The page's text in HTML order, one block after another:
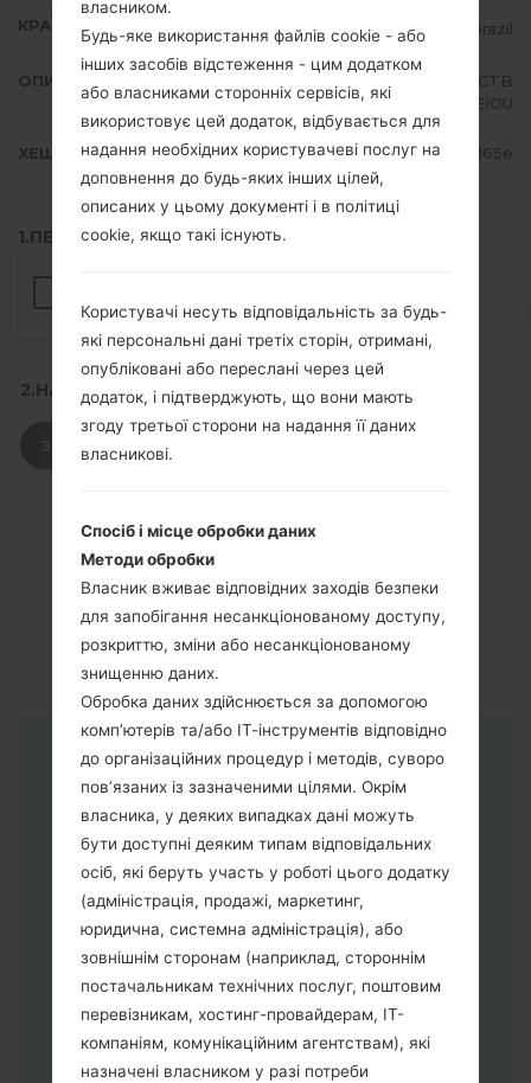
КРАЇНА Brazil
ОПИС
TIM, Claro, Vivo, Oi, Sercomtel, CTB
C, Nextel, AEIOU
ХЕШ f4f8de8716422ebd139d758553a4165e
1.ПЕРЕВІРТИ НАЯВНІСТЬ RECAPTCHA
2.НАТИСНІТЬ, ЩОБ ЗАВАНТАЖИТИ
ЗАВАНТАЖИТИ
Інструкції
власником.
Будь-яке використання файлів cookie - або
інших засобів відстеження - цим додатком
або власниками сторонніх сервісів, які
використовує цей додаток, відбувається для
надання необхідних користувачеві послуг на
доповнення до будь-яких інших цілей,
описаних у цьому документі і в політиці
cookie, якщо такі існують.
Користувачі несуть відповідальність за будь-
які персональні дані третіх сторін, отримані,
опубліковані або переслані через цей
додаток, і підтверджують, що вони мають
згоду третьої сторони на надання її даних
власникові.
Спосіб і місце обробки даних
Методи обробки
Власник вживає відповідних заходів безпеки
для запобігання несанкціонованому доступу,
розкриттю, зміни або несанкціонованому
знищенню даних.
Обробка даних здійснюється за допомогою
комп’ютерів та/або ІТ-інструментів відповідно
до організаційних процедур і методів, суворо
пов’язаних із зазначеними цілями. Окрім
власника, у деяких випадках дані можуть
бути доступні деяким типам відповідальних
осіб, які беруть участь у роботі цього додатку
(адміністрація, продажі, маркетинг,
юридична, системна адміністрація), або
зовнішнім сторонам (наприклад, стороннім
постачальникам технічних послуг, поштовим
перевізникам, хостинг-провайдерам, ІТ-
компаніям, комунікаційним агентствам), які
назначені власником у разі потреби